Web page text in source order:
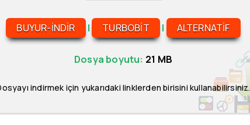
BUYUR-INDIR | TURBOBIT | ALTERNATIF
Dosya boyutu: 21 MB
indirmek için yukarıdaki linklerden birisini kullanabilirsiniz.